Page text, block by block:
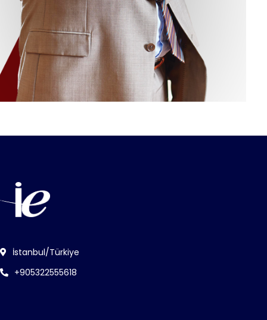
İstanbul/Türkiye
+905322555618